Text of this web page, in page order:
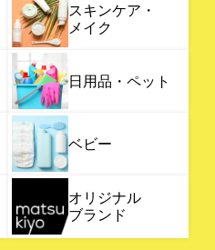
スキンケア・
メイク
日用品・ペット
ベビー
オリジナル
ブランド